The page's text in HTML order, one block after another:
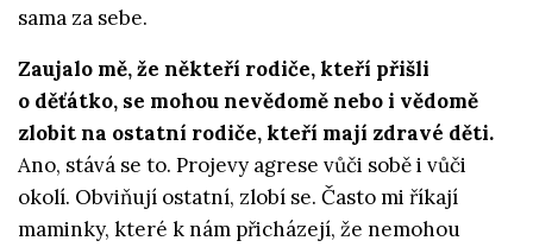
sama za sebe.
Zaujalo mě, že někteří rodiče, kteří přišli
o děťátko, se mohou nevědomě nebo i vědomě
zlobit na ostatní rodiče, kteří mají zdravé děti.
Ano, stává se to. Projevy agrese vůči sobě i vůči
okolí. Obviňují ostatní, zlobí se. Často mi říkají
maminky, které k nám přicházejí, že nemohou